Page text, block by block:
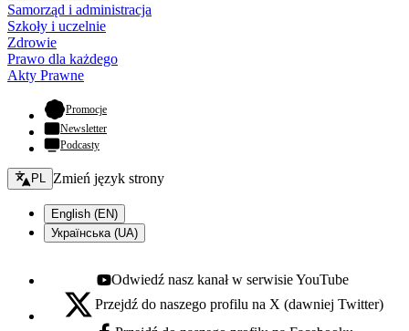
Samorząd i administracja
Szkoły i uczelnie
Zdrowie
Prawo dla każdego
Akty Prawne
Promocje- otwiera się w nowej karcie
Newsletter
Podcasty
Zmień język - bieżący:
PL Zmień język strony
English (EN)
Українська (UA)
Youtube - otwiera się w nowej karcie
Odwiedź nasz kanał w serwisie YouTube
X - otwiera się w nowej karcie
Przejdź do naszego profilu na X (dawniej Twitter)